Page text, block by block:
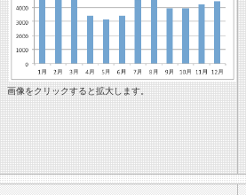
画像をクリックすると拡大します。